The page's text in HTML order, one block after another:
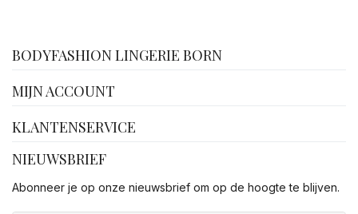
BODYFASHION LINGERIE BORN
MIJN ACCOUNT
KLANTENSERVICE
NIEUWSBRIEF
Abonneer je op onze nieuwsbrief om op de hoogte te blijven.